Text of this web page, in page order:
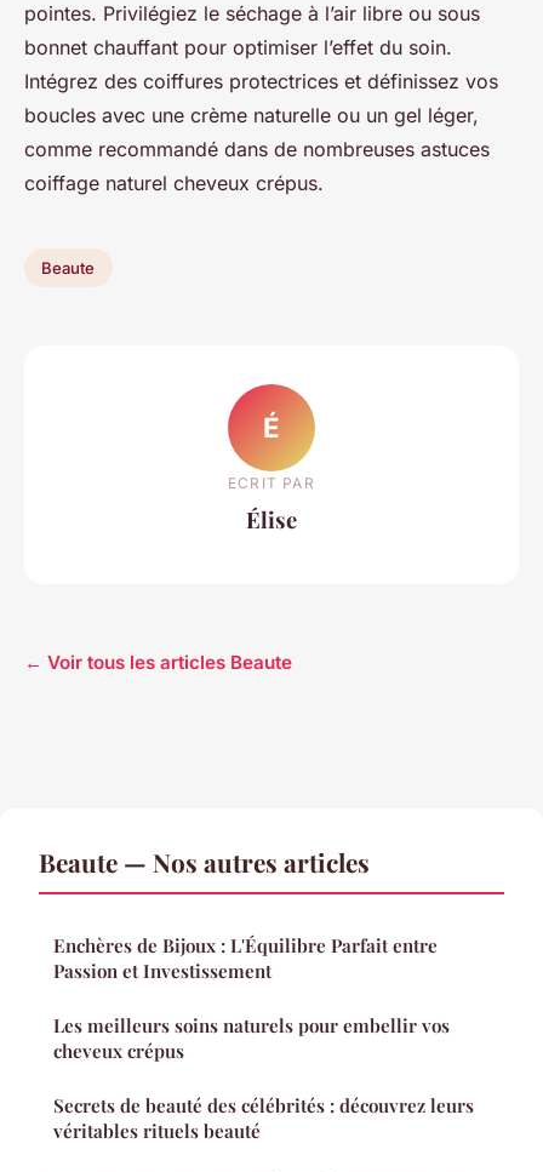
pointes. Privilégiez le séchage à l’air libre ou sous
bonnet chauffant pour optimiser l’effet du soin.
Intégrez des coiffures protectrices et définissez vos
boucles avec une crème naturelle ou un gel léger,
comme recommandé dans de nombreuses astuces
coiffage naturel cheveux crépus.
Beaute
É
ECRIT PAR
Élise
← Voir tous les articles Beaute
Beaute — Nos autres articles
Enchères de Bijoux : L'Équilibre Parfait entre
Passion et Investissement
Les meilleurs soins naturels pour embellir vos
cheveux crépus
Secrets de beauté des célébrités : découvrez leurs
véritables rituels beauté